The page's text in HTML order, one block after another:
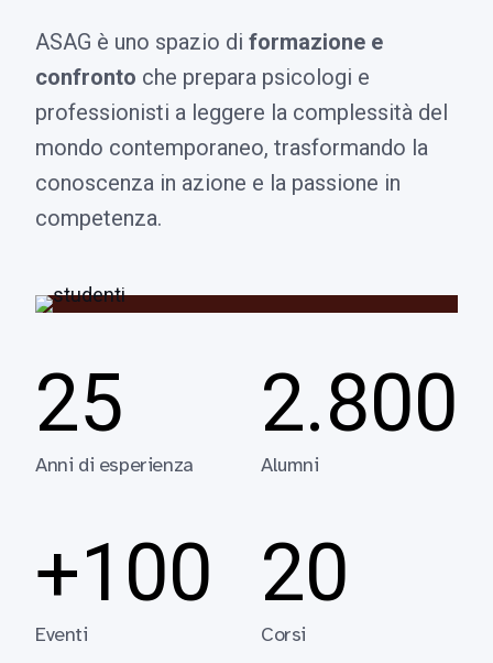
ASAG è uno spazio di formazione e
confronto che prepara psicologi e
professionisti a leggere la complessità del
mondo contemporaneo, trasformando la
conoscenza in azione e la passione in
competenza.
25
Anni di esperienza
2.800
Alumni
+100
Eventi
20
Corsi